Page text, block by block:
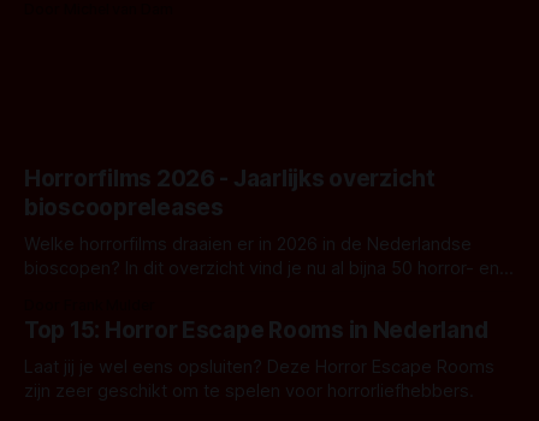
Horrorfilms 2026 - Jaarlijks overzicht
bioscoopreleases
Welke horrorfilms draaien er in 2026 in de Nederlandse
bioscopen? In dit overzicht vind je nu al bijna 50 horror- en
Top 15: Horror Escape Rooms in Nederland
Laat jij je wel eens opsluiten? Deze Horror Escape Rooms
zijn zeer geschikt om te spelen voor horrorliefhebbers.